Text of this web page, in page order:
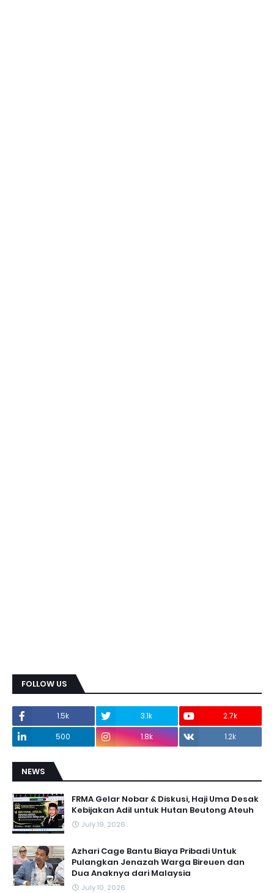
FOLLOW US
1.5k 3.1k
2.7k
500
1.8k 1.2k
NEWS
FRMA Gelar Nobar & Diskusi, Haji Uma Desak
Kebijakan Adil untuk Hutan Beutong Ateuh
July 19, 2026
Azhari Cage Bantu Biaya Pribadi Untuk
Pulangkan Jenazah Warga Bireuen dan
Dua Anaknya dari Malaysia
July 10, 2026